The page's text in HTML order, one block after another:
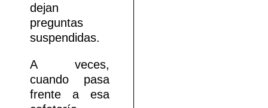
dejan
preguntas
suspendidas.
A veces,
cuando pasa
frente a esa